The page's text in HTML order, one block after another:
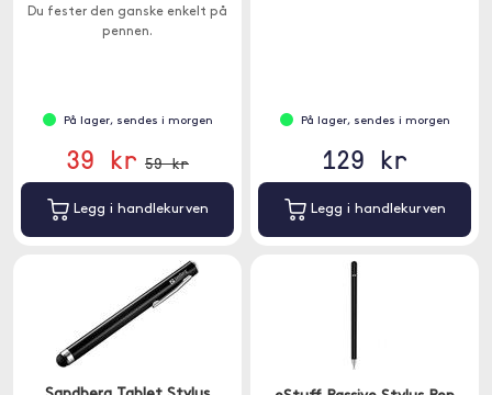
Du fester den ganske enkelt på
pennen.
På lager, sendes i morgen
39 kr 59 kr
Legg i handlekurven
På lager, sendes i morgen
129 kr
Legg i handlekurven